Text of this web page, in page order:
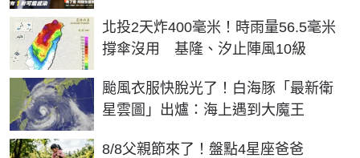
北投2天炸400毫米！時雨量56.5毫米
撐傘沒用 基隆、汐止陣風10級
颱風衣服快脫光了！白海豚「最新衛
星雲圖」出爐：海上遇到大魔王
8/8父親節來了！盤點4星座爸爸